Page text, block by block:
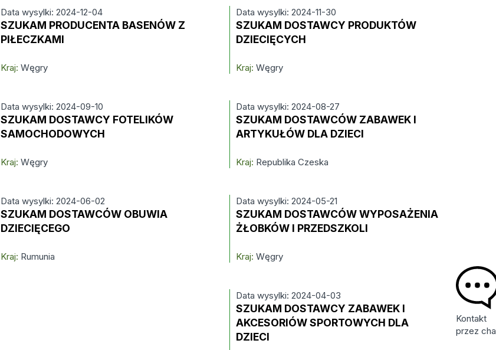
Data wysylki: 2024-12-04
SZUKAM PRODUCENTA BASENÓW Z
PIŁECZKAMI
Kraj: Węgry
Data wysylki: 2024-11-30
SZUKAM DOSTAWCY PRODUKTÓW
DZIECIĘCYCH
Kraj: Węgry
Data wysylki: 2024-09-10
SZUKAM DOSTAWCY FOTELIKÓW
SAMOCHODOWYCH
Kraj: Węgry
Data wysylki: 2024-08-27
SZUKAM DOSTAWCÓW ZABAWEK I
ARTYKUŁÓW DLA DZIECI
Kraj: Republika Czeska
Data wysylki: 2024-06-02
SZUKAM DOSTAWCÓW OBUWIA
DZIECIĘCEGO
Kraj: Rumunia
Data wysylki: 2024-05-21
SZUKAM DOSTAWCÓW WYPOSAŻENIA
ŻŁOBKÓW I PRZEDSZKOLI
Kraj: Węgry
Data wysylki: 2024-04-03
SZUKAM DOSTAWCY ZABAWEK I
AKCESORIÓW SPORTOWYCH DLA
DZIECI
Kontakt
przez